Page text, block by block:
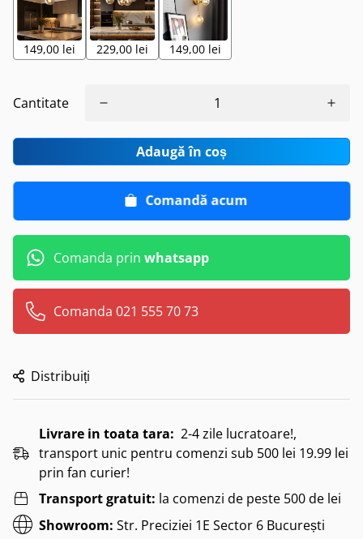
149,00 lei 229,00 lei 149,00 lei
Cantitate
Adaugă în coș
Comandă acum
Comanda prin whatsapp
Comanda 021 555 70 73
Distribuiți
Livrare in toata tara: 2-4 zile lucratoare!,
transport unic pentru comenzi sub 500 lei 19.99 lei
prin fan curier!
Transport gratuit: la comenzi de peste 500 de lei
Showroom: Str. Preciziei 1E Sector 6 București